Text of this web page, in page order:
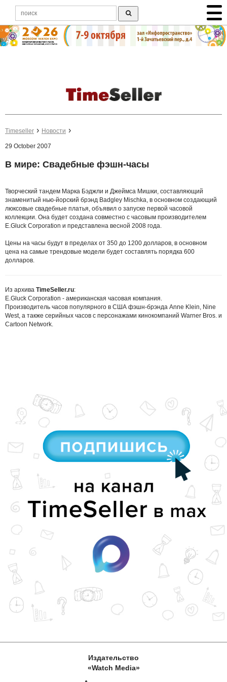
Timeseller Новости
29 October 2007
В мире: Свадебные фэшн-часы
Творческий тандем Марка Бэджли и Джеймса Мишки, составляющий
знаменитый нью-йорский брэнд Badgley Mischka, в основном создающий
люксовые свадебные платья, объявил о запуске первой часовой
коллекции. Она будет создана совместно с часовым производителем
E.Gluck Corporation и представлена весной 2008 года.
Цены на часы будут в пределах от 350 до 1200 долларов, в основном
цена на самые трендовые модели будет составлять порядка 600
долларов.
Из архива TimeSeller.ru:
E.Gluck Corporation - американская часовая компания.
Производитель часов популярного в США фэшн-брэнда Anne Klein, Nine
West, а также серийных часов с персонажами кинокомпаний Warner Bros. и
Cartoon Network.
Издательство
«Watch Media»